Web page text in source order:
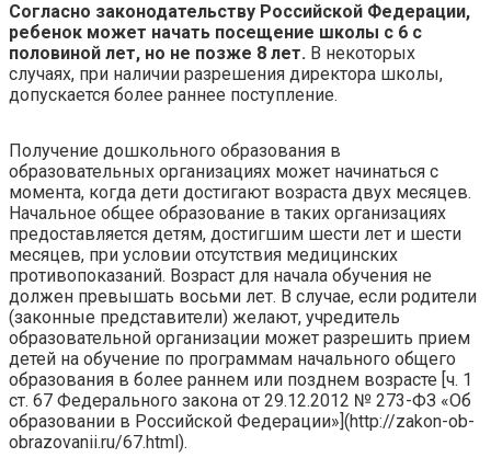
Согласно законодательству Российской Федерации,
ребенок может начать посещение школы с 6 с
половиной лет, но не позже 8 лет. В некоторых
случаях, при наличии разрешения директора школы,
допускается более раннее поступление.
Получение дошкольного образования в
образовательных организациях может начинаться с
момента, когда дети достигают возраста двух месяцев.
Начальное общее образование в таких организациях
предоставляется детям, достигшим шести лет и шести
месяцев, при условии отсутствия медицинских
противопоказаний. Возраст для начала обучения не
должен превышать восьми лет. В случае, если родители
(законные представители) желают, учредитель
образовательной организации может разрешить прием
детей на обучение по программам начального общего
образования в более раннем или позднем возрасте [ч. 1
ст. 67 Федерального закона от 29.12.2012 № 273-ФЗ «Об
образовании в Российской Федерации»](http://zakon-ob-
obrazovanii.ru/67.html).